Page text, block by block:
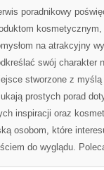
poradnikowy
na atrakcyjny
swój charakter
stworzone z
prostych porad
inspiracji oraz
osobom, które
do wyglądu.